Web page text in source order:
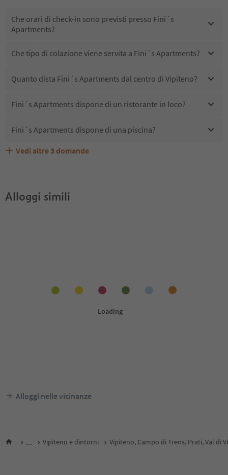
Che orari di check-in sono previsti presso Fini´s
Apartments?
Che tipo di colazione viene servita a Fini´s Apartments?
Quanto dista Fini´s Apartments dal centro di Vipiteno?
Fini´s Apartments dispone di un ristorante in loco?
Fini´s Apartments dispone di una piscina?
Fini´s Apartments accetta animali domestici?
Quali servizi/attività sono disponibili presso Fini´s
Gli ospiti di Fini´s Apartments ricevono l'Alto Adige
Vedi altre 3 domande
Alloggi simili
Alloggi nelle vicinanze
... Vipiteno e dintorni Vipiteno, Campo di Trens, Prati, Val di